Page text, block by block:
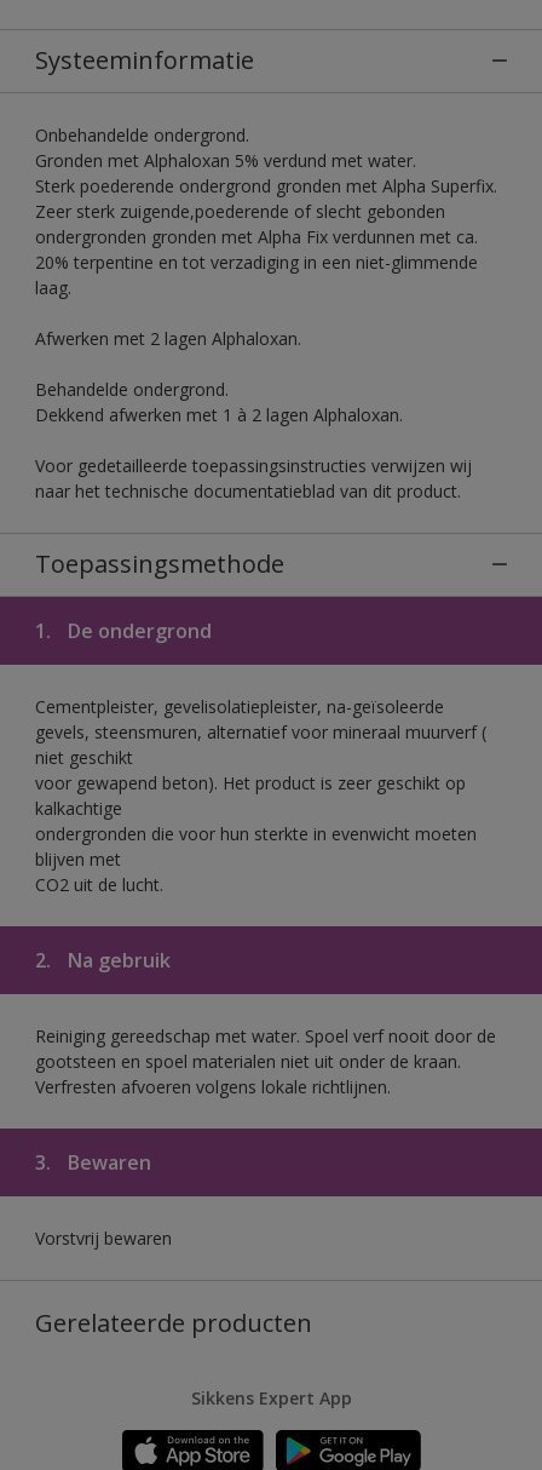
Systeeminformatie
Onbehandelde ondergrond.
Gronden met Alphaloxan 5% verdund met water.
Sterk poederende ondergrond gronden met Alpha Superfix.
Zeer sterk zuigende,poederende of slecht gebonden
ondergronden gronden met Alpha Fix verdunnen met ca.
20% terpentine en tot verzadiging in een niet-glimmende
laag.
Afwerken met 2 lagen Alphaloxan.
Behandelde ondergrond.
Dekkend afwerken met 1 à 2 lagen Alphaloxan.
Voor gedetailleerde toepassingsinstructies verwijzen wij
naar het technische documentatieblad van dit product.
Toepassingsmethode
1. De ondergrond
Cementpleister, gevelisolatiepleister, na-geïsoleerde
gevels, steensmuren, alternatief voor mineraal muurverf (
niet geschikt
voor gewapend beton). Het product is zeer geschikt op
kalkachtige
ondergronden die voor hun sterkte in evenwicht moeten
blijven met
CO2 uit de lucht.
2. Na gebruik
Reiniging gereedschap met water. Spoel verf nooit door de
gootsteen en spoel materialen niet uit onder de kraan.
Verfresten afvoeren volgens lokale richtlijnen.
3. Bewaren
Vorstvrij bewaren
Gerelateerde producten
Sikkens Expert App